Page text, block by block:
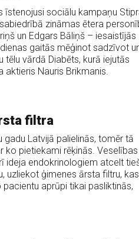
īstenojusi sociālu kampaņu
zināmas ētera
un Edgars Bāliņš – iesaistījās
gaitās mēģinot sadzīvot
vārdā Diabēts, kurā iejutās
Nauris Brikmanis.
filtra
Latvijā palielinās, tomēr tā
ko pietiekami rēķinās. Veselības
ideja endokrinologiem atcelt
uzliekot ģimenes ārsta filtru,
aprūpi tikai pasliktinās,